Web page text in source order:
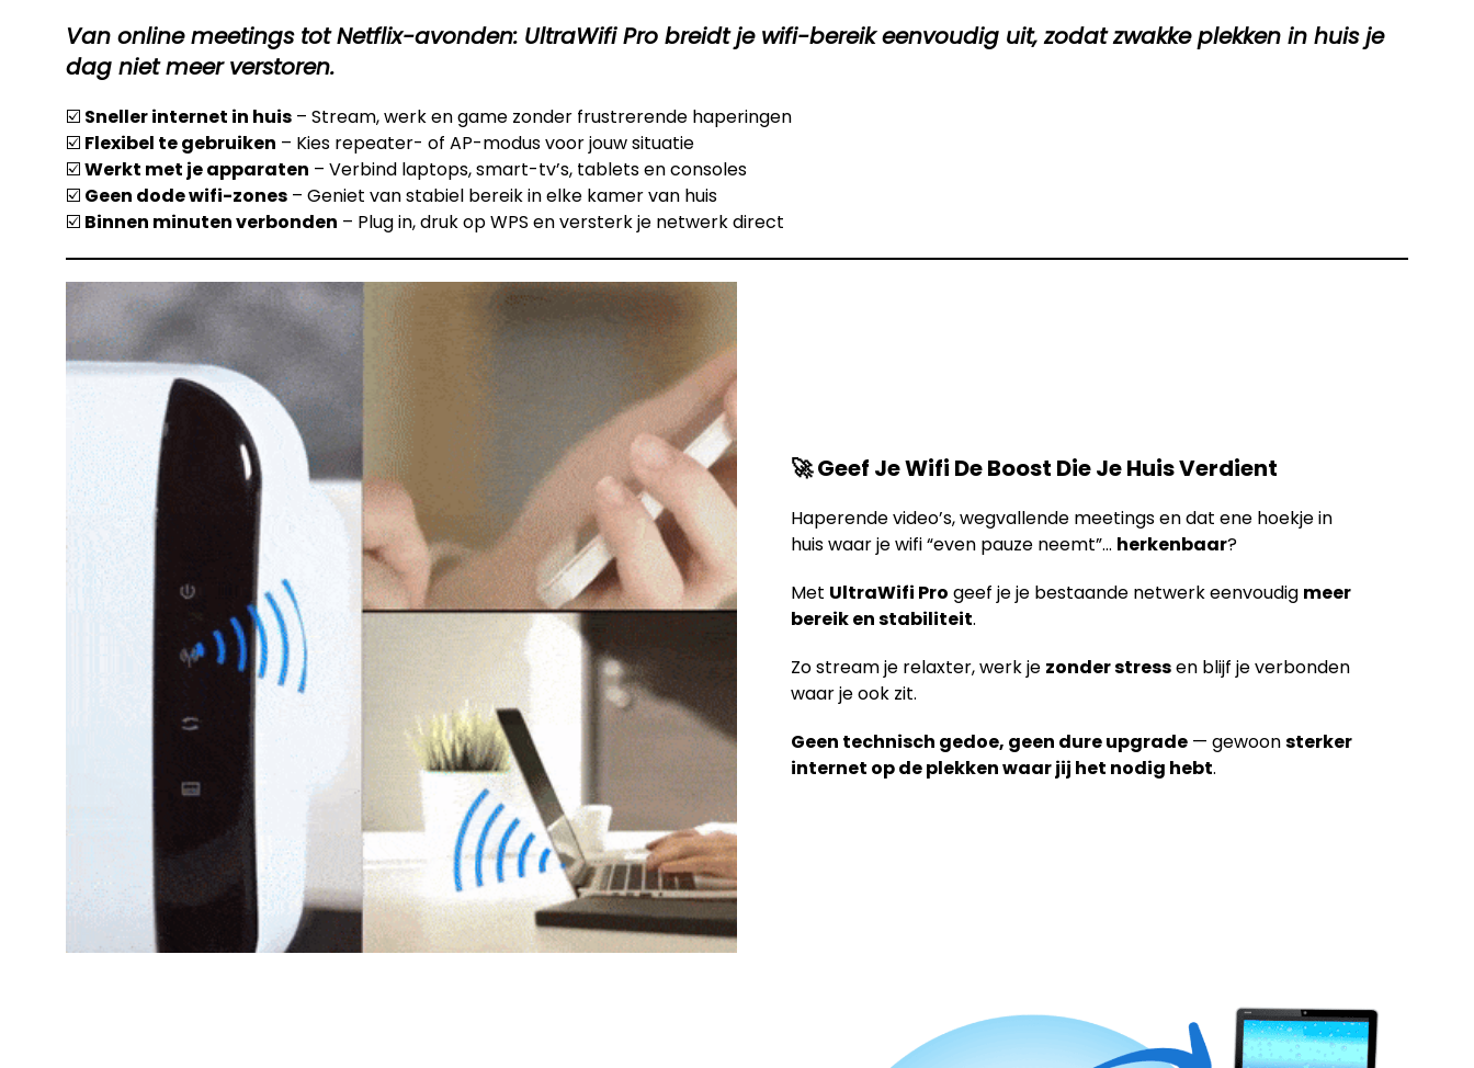
Van online meetings tot Netflix-avonden: UltraWifi Pro breidt je wifi-bereik eenvoudig uit, zodat zwakke plekken in huis je
dag niet meer verstoren.
☑️ Sneller internet in huis – Stream, werk en game zonder frustrerende haperingen
☑️ Flexibel te gebruiken – Kies repeater- of AP-modus voor jouw situatie
☑️Werkt met je apparaten – Verbind laptops, smart-tv’s, tablets en consoles
☑️ Geen dode wifi-zones – Geniet van stabiel bereik in elke kamer van huis
☑️ Binnen minuten verbonden – Plug in, druk op WPS en versterk je netwerk direct
🚀 Geef Je Wifi De Boost Die Je Huis Verdient
Haperende video’s, wegvallende meetings en dat ene hoekje in
huis waar je wifi “even pauze neemt”… herkenbaar?
Met UltraWifi Pro geef je je bestaande netwerk eenvoudig meer
bereik en stabiliteit.
Zo stream je relaxter, werk je zonder stressen blijf je verbonden
waar je ook zit.
Geen technisch gedoe, geen dure upgrade— gewoonsterker
internet op de plekken waar jij het nodig hebt.